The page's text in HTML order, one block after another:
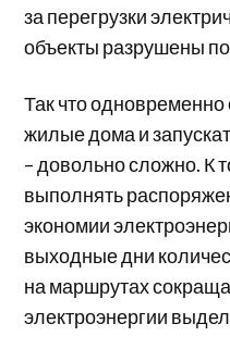
за перегрузки
объекты разрушены
Так что
жилые дома и
– довольно сложно. К
выполнять
экономии
выходные дни
на маршрутах
электроэнергии